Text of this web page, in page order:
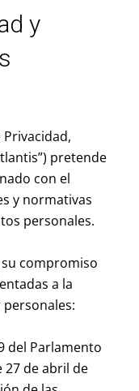
y
pretende
con el
y normativas
personales.
compromiso
a la
del Parlamento
27 de abril de